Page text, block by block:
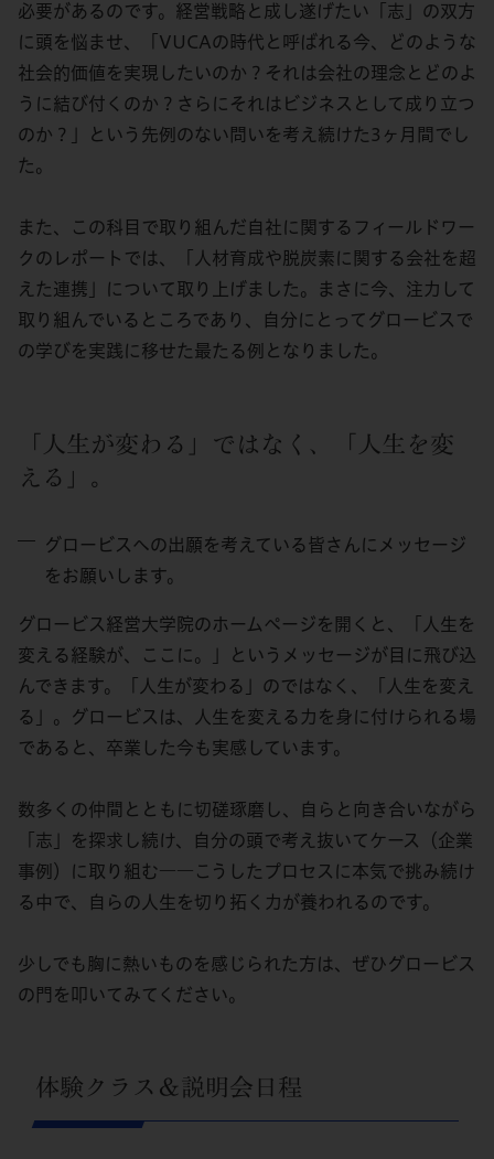
必要があるのです。経営戦略と成し遂げたい「志」の双方
に頭を悩ませ、「VUCAの時代と呼ばれる今、どのような
社会的価値を実現したいのか？それは会社の理念とどのよ
うに結び付くのか？さらにそれはビジネスとして成り立つ
のか？」という先例のない問いを考え続けた3ヶ月間でし
た。
また、この科目で取り組んだ自社に関するフィールドワー
クのレポートでは、「人材育成や脱炭素に関する会社を超
えた連携」について取り上げました。まさに今、注力して
取り組んでいるところであり、自分にとってグロービスで
の学びを実践に移せた最たる例となりました。
「人生が変わる」ではなく、「人生を変
える」。
グロービスへの出願を考えている皆さんにメッセージ
をお願いします。
グロービス経営大学院のホームページを開くと、「人生を
変える経験が、ここに。」というメッセージが目に飛び込
んできます。「人生が変わる」のではなく、「人生を変え
る」。グロービスは、人生を変える力を身に付けられる場
であると、卒業した今も実感しています。
数多くの仲間とともに切磋琢磨し、自らと向き合いながら
「志」を探求し続け、自分の頭で考え抜いてケース（企業
事例）に取り組む――こうしたプロセスに本気で挑み続け
る中で、自らの人生を切り拓く力が養われるのです。
少しでも胸に熱いものを感じられた方は、ぜひグロービス
の門を叩いてみてください。
体験クラス＆説明会日程